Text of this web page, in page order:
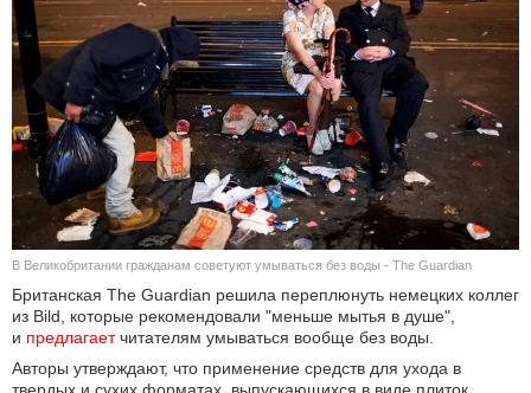
В МИРЕ
ОБЩЕСТВО
КУЛЬТУРА
НАУКА
СПОРТ
АВТО И МОТО
ЭГОИЗМ
В Великобритании гражданам советуют умываться без воды - The Guardian
Британская The Guardian решила переплюнуть немецких коллег
из Bild, которые рекомендовали "меньше мытья в душе",
и предлагаетчитателям умываться вообще без воды.
Авторы утверждают, что применение средств для ухода в